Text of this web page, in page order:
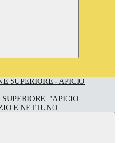
"APICIO
E NETTUNO